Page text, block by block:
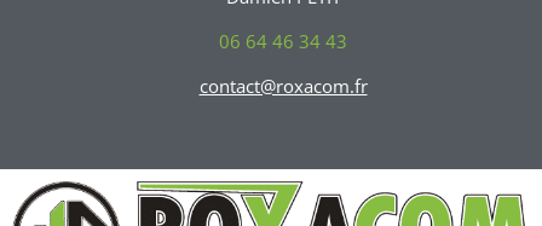
06 64 46 34 43
contact@roxacom.fr